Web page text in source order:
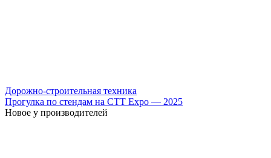
Дорожно-строительная техника
Прогулка по стендам на СТТ Expo — 2025
Новое у производителей